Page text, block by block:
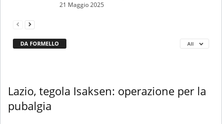
21 Maggio 2025
DA FORMELLO All
Lazio, tegola Isaksen: operazione per la
pubalgia